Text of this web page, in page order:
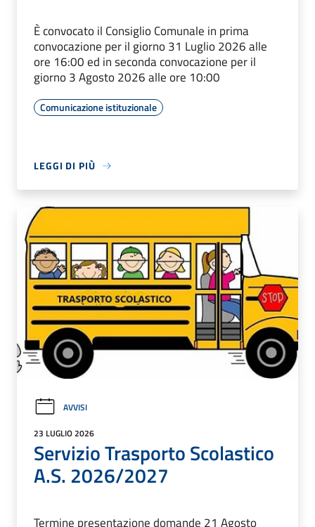
È convocato il Consiglio Comunale in prima
convocazione per il giorno 31 Luglio 2026 alle
ore 16:00 ed in seconda convocazione per il
giorno 3 Agosto 2026 alle ore 10:00
Comunicazione istituzionale
LEGGI DI PIÙ
AVVISI
23 LUGLIO 2026
Servizio Trasporto Scolastico
A.S. 2026/2027
Termine presentazione domande 21 Agosto